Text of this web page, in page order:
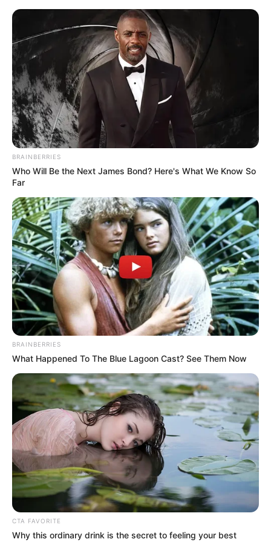
10 Artesanatos Reciclados
(Simples) que Você Pode Fazer em
Casa
Reciclagem é um tema que está cada vez mais
presente entre os artesãos. Além de ajudar o
meio ambiente, essa técnica permite a
reutilização de diversos itens que seriam jogados
fora e que teriam um destino muito cruel para a
natureza. Ao reciclar, você não só preserva as
BRAINBERRIES
Who Will Be the Next James Bond? Here's What We Know So
Far
BRAINBERRIES
What Happened To The Blue Lagoon Cast? See Them Now
CTA FAVORITE
Why this ordinary drink is the secret to feeling your best